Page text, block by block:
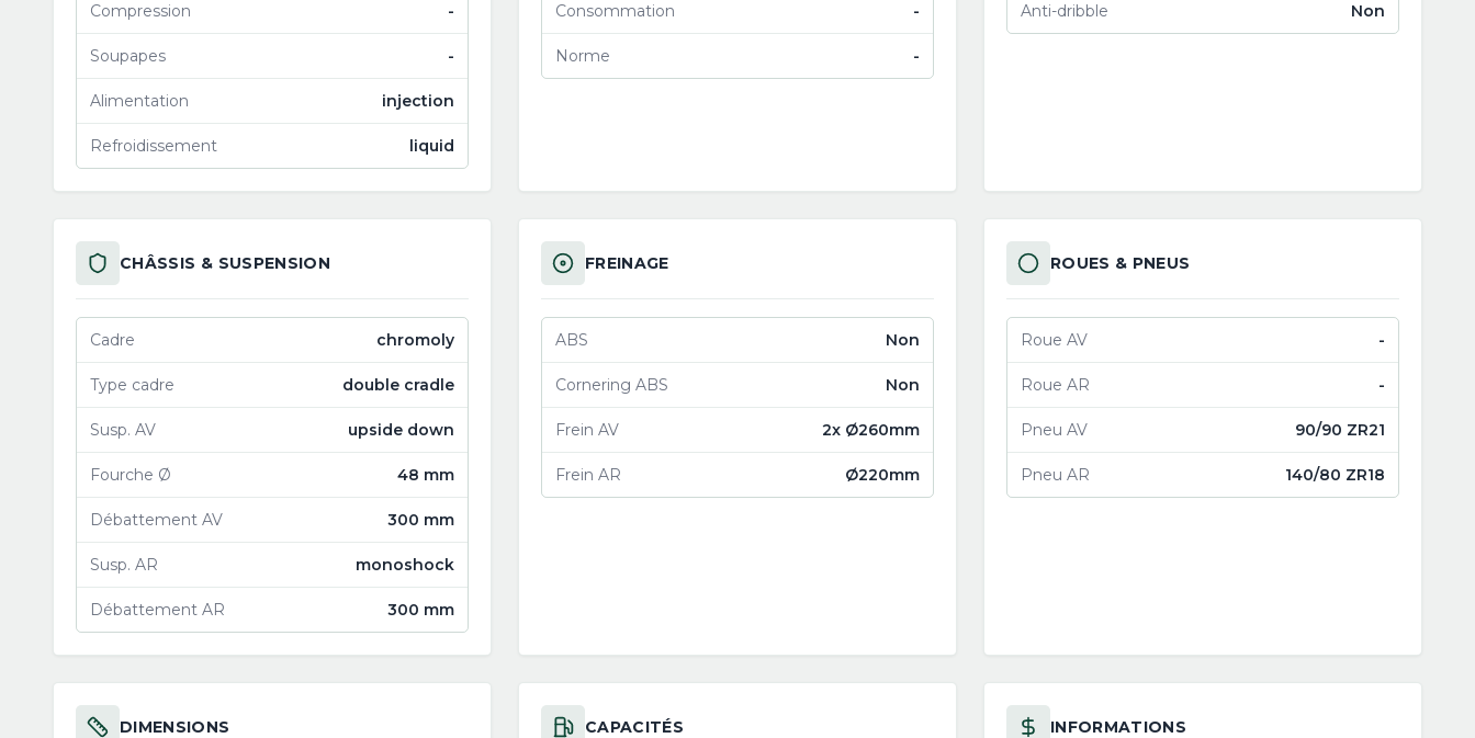
Compression -
Soupapes -
Alimentation injection
Refroidissement liquid
Consommation -
Norme -
Anti-dribble Non
CHÂSSIS & SUSPENSION
Cadre chromoly
Type cadre double cradle
Susp. AV upside down
Fourche Ø 48 mm
Débattement AV 300 mm
Susp. AR monoshock
Débattement AR 300 mm
FREINAGE
ABS Non
Cornering ABS Non
Frein AV 2x Ø260mm
Frein AR Ø220mm
ROUES & PNEUS
Roue AV -
Roue AR -
Pneu AV 90/90 ZR21
Pneu AR 140/80 ZR18
DIMENSIONS CAPACITÉS INFORMATIONS